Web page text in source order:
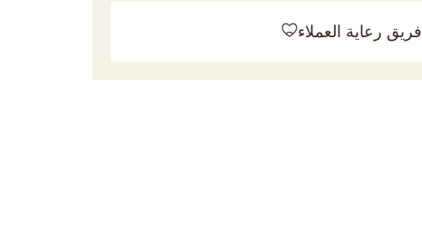
فريق رعاية العملاء